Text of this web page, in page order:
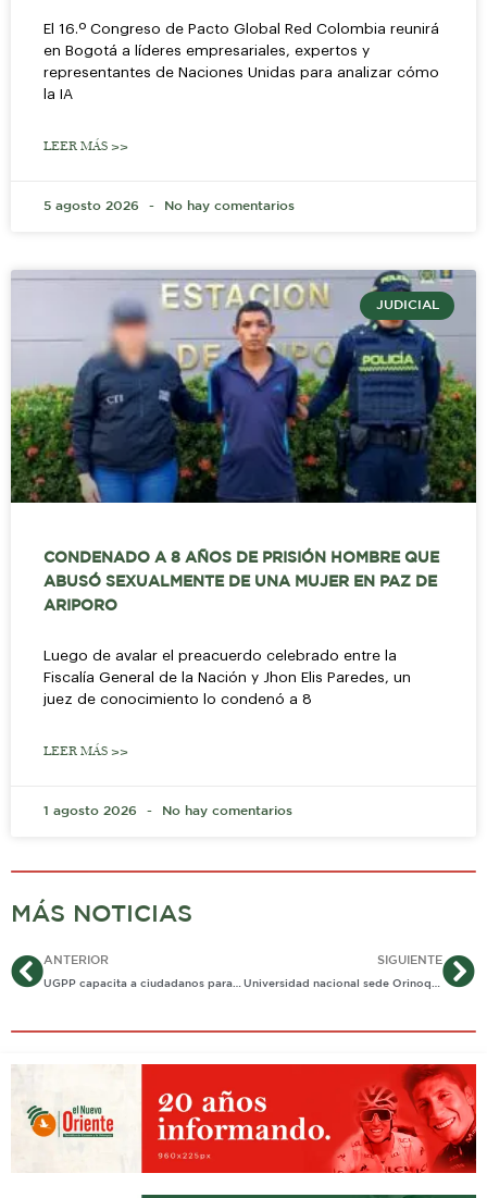
El 16.º Congreso de Pacto Global Red Colombia reunirá
en Bogotá a líderes empresariales, expertos y
representantes de Naciones Unidas para analizar cómo
la IA
LEER MÁS >>
5 agosto 2026 No hay comentarios
JUDICIAL
CONDENADO A 8 AÑOS DE PRISIÓN HOMBRE QUE
ABUSÓ SEXUALMENTE DE UNA MUJER EN PAZ DE
ARIPORO
Luego de avalar el preacuerdo celebrado entre la
Fiscalía General de la Nación y Jhon Elis Paredes, un
juez de conocimiento lo condenó a 8
LEER MÁS >>
1 agosto 2026 No hay comentarios
MÁS NOTICIAS
AntANTERIOR SIGUIENTE